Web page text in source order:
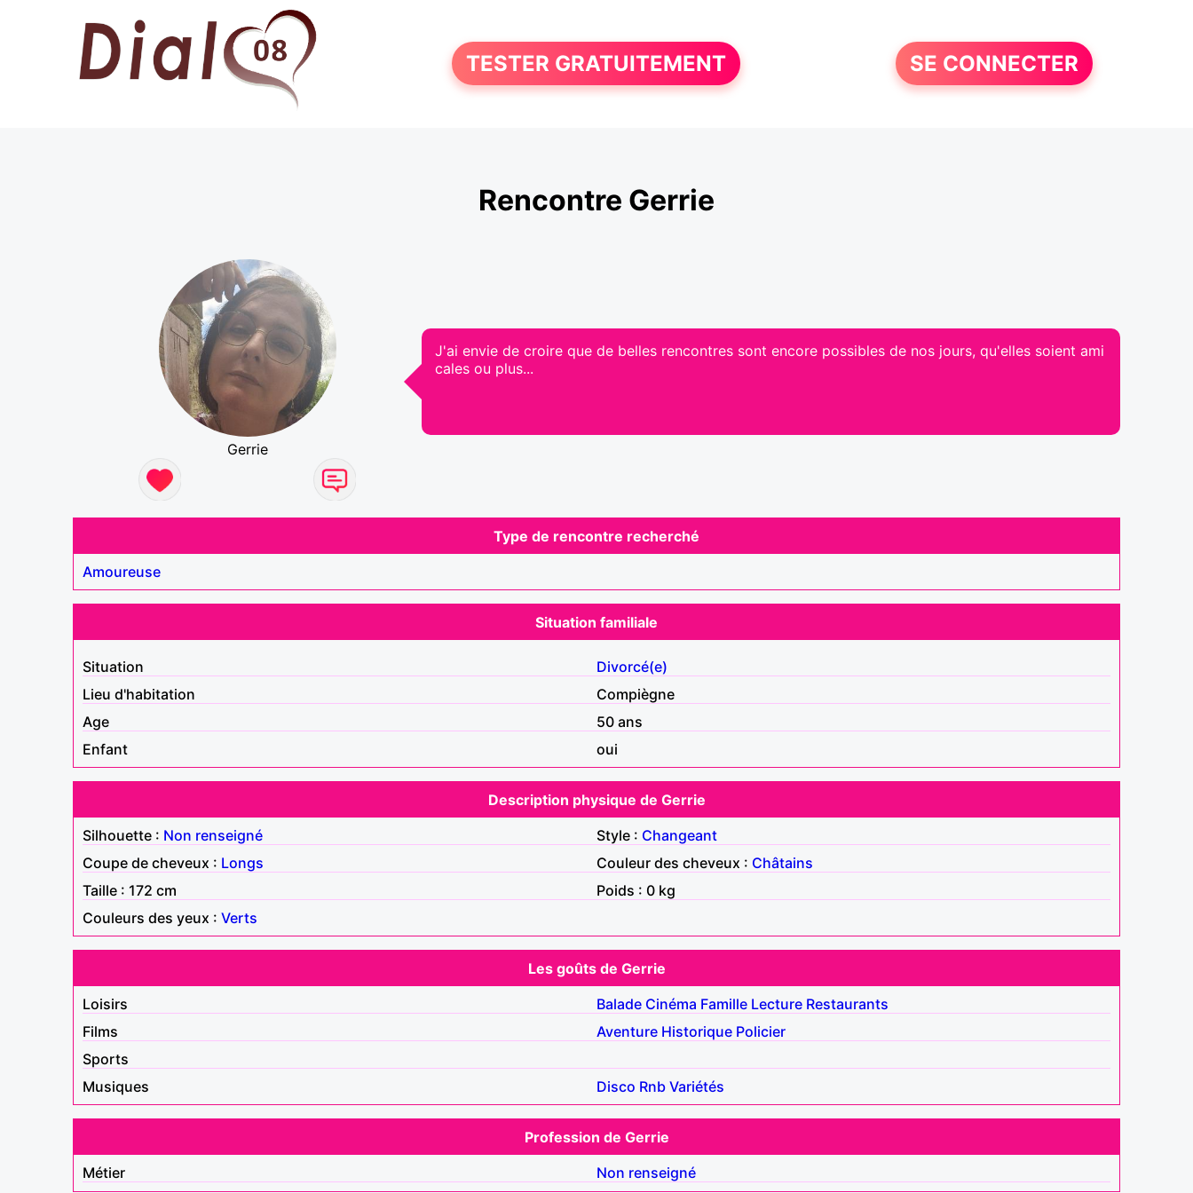
TESTER GRATUITEMENT SE CONNECTER
Rencontre Gerrie
Gerrie
J'ai envie de croire que de belles rencontres sont encore possibles de nos jours, qu'elles soient ami
cales ou plus...
Type de rencontre recherché
Amoureuse
Situation familiale
Situation
Divorcé(e)
Lieu d'habitation
Compiègne
Age
50 ans
Enfant
oui
Description physique de Gerrie
Silhouette : Non renseigné Style : Changeant
Coupe de cheveux : Longs Couleur des cheveux : Châtains
Taille : 172 cm
Poids : 0 kg
Couleurs des yeux : Verts
Les goûts de Gerrie
Loisirs
Balade Cinéma Famille Lecture Restaurants
Films
Aventure Historique Policier
Sports
Musiques
Disco Rnb Variétés
Profession de Gerrie
Métier
Non renseigné